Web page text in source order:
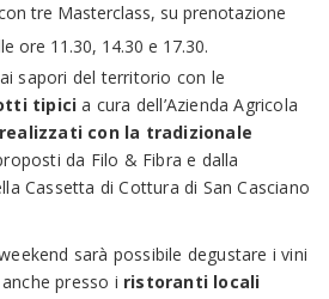
tre Masterclass, su prenotazione
ore 11.30, 14.30 e 17.30.
sapori del territorio con le
tipici a cura dell’Azienda Agricola
con la tradizionale
da Filo & Fibra e dalla
Cassetta di Cottura di San Casciano
sarà possibile degustare i vini
presso i ristoranti locali